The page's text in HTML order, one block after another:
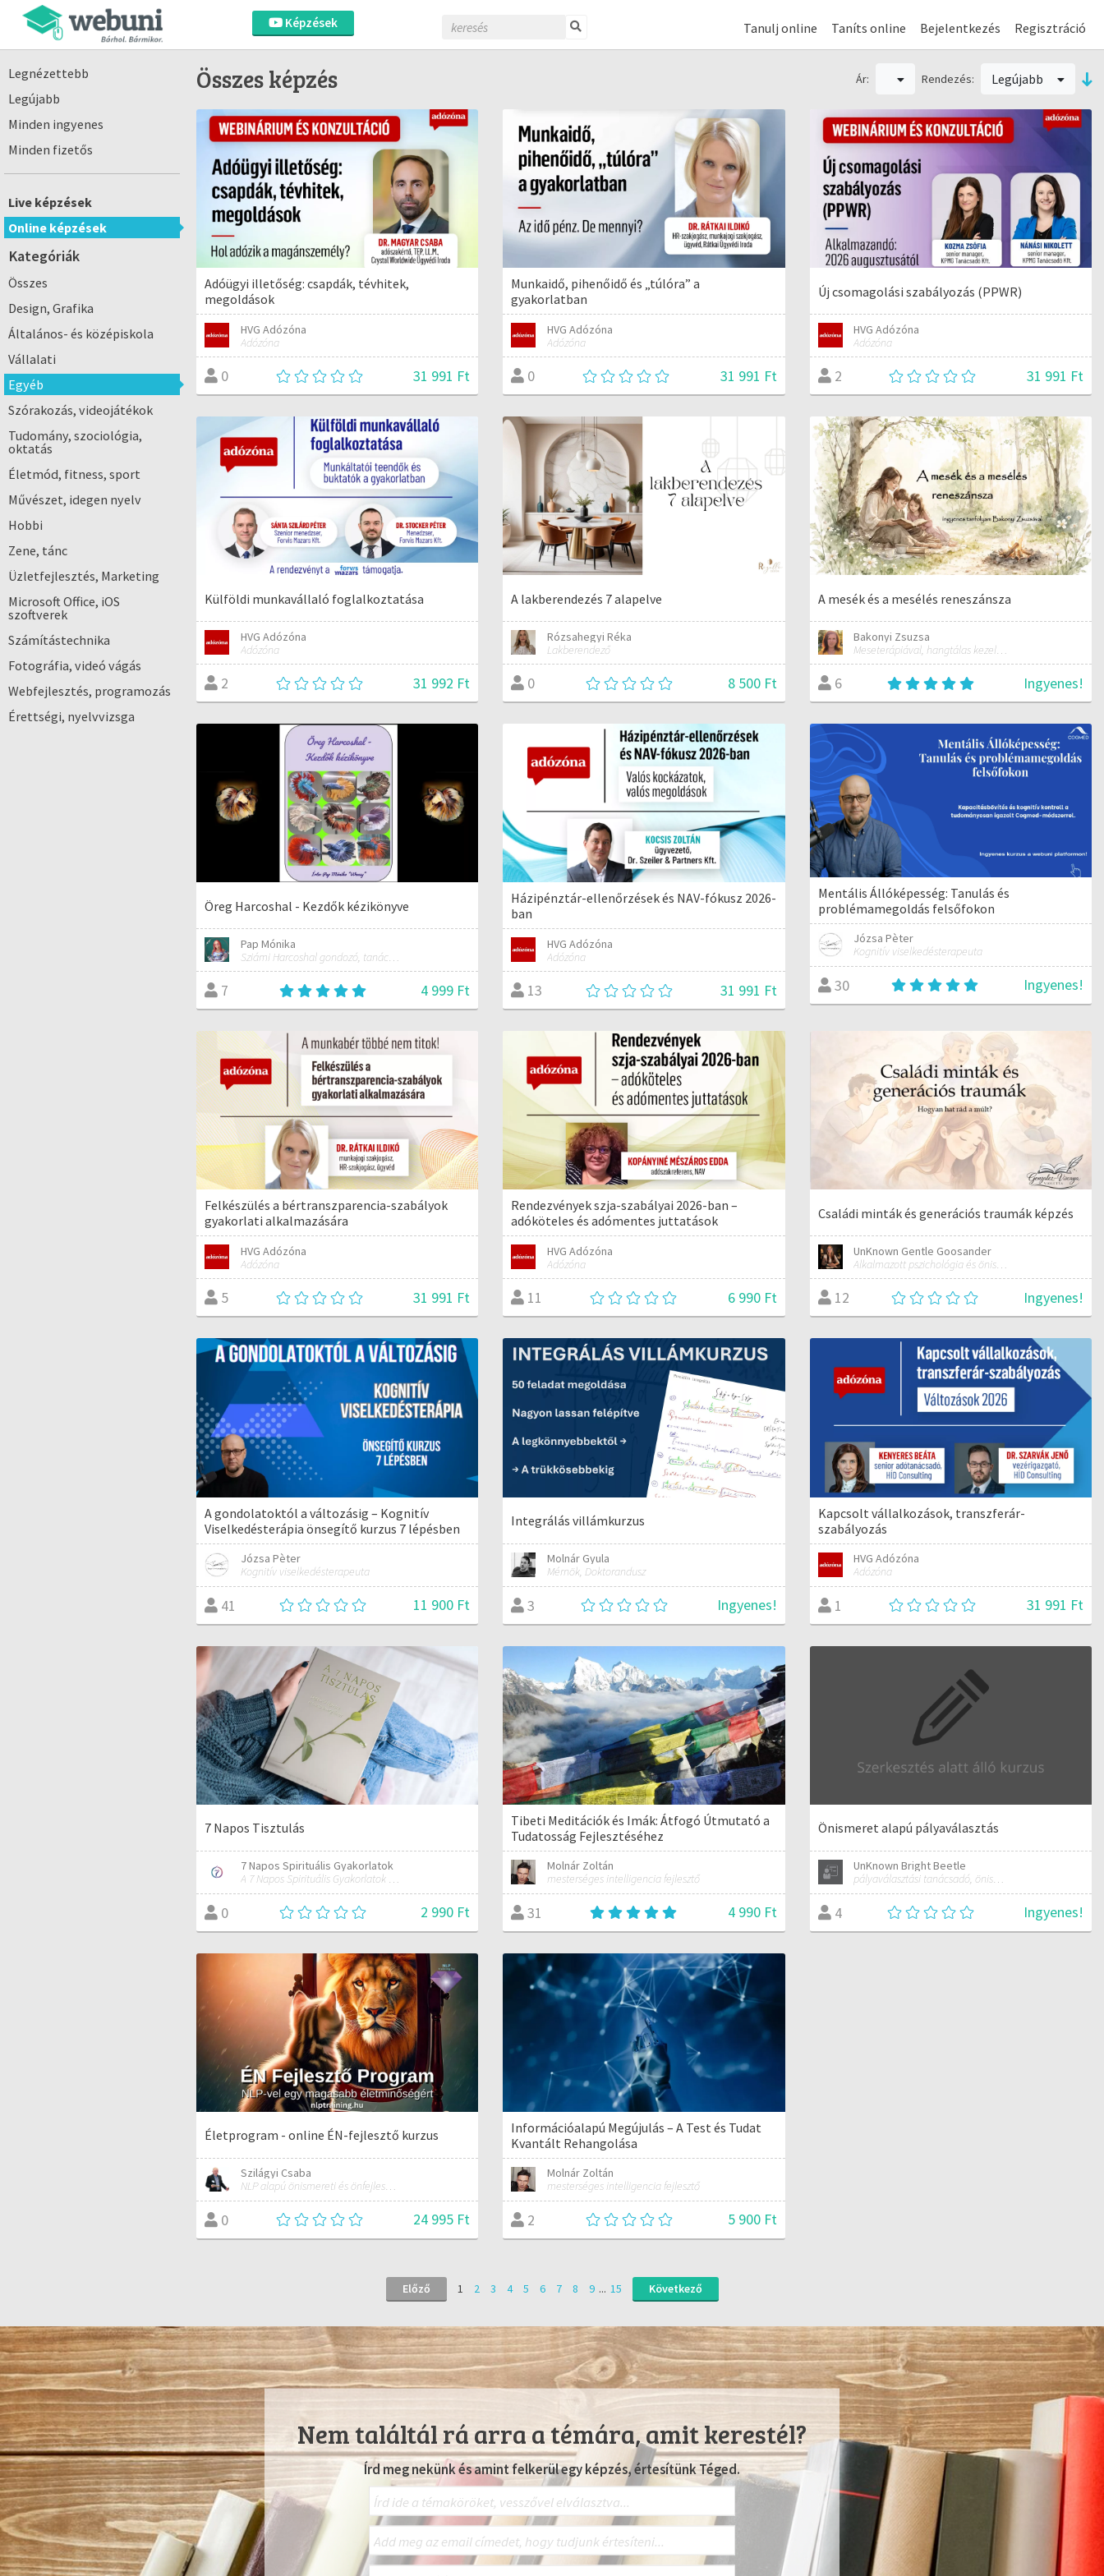
Képzések Tanulj online Taníts online Bejelentkezés Regisztráció
Legnézettebb
Legújabb
Minden ingyenes
Minden fizetős
Live képzések
Online képzések
Kategóriák
Összes
Design, Grafika
Általános- és középiskola
Vállalati
Egyéb
Szórakozás, videojátékok
Tudomány, szociológia,
oktatás
Életmód, fitness, sport
Művészet, idegen nyelv
Hobbi
Zene, tánc
Üzletfejlesztés, Marketing
Microsoft Office, iOS
szoftverek
Számítástechnika
Fotográfia, videó vágás
Webfejlesztés, programozás
Érettségi, nyelvvizsga
Összes képzés Ár: Rendezés: Legújabb
Adóügyi illetőség: csapdák, tévhitek,
megoldások
HVG Adózóna
Adózóna
0 31 991 Ft
Munkaidő, pihenőidő és „túlóra” a
gyakorlatban
HVG Adózóna
Adózóna
0 31 991 Ft
Új csomagolási szabályozás (PPWR)
HVG Adózóna
Adózóna
2 31 991 Ft
Külföldi munkavállaló foglalkoztatása
HVG Adózóna
Adózóna
2 31 992 Ft
A lakberendezés 7 alapelve
Rózsahegyi Réka
Lakberendező
0 8 500 Ft
A mesék és a mesélés reneszánsza
Bakonyi Zsuzsa
Meseterápiával, hangtálas kezelésekkel, meditációvezetéssel, és erdőfürdő vezetéssel foglalkozom. Igyekszem harmonikusan ötvözni ezt a tudást, hogy a lélek számára táplálék lehessen.
6 Ingyenes!
Öreg Harcoshal - Kezdők kézikönyve
Pap Mónika
Sziámi Harcoshal gondozó, tanácsadó, kereskedő
7 4 999 Ft
Házipénztár-ellenőrzések és NAV-fókusz 2026-
ban
HVG Adózóna
Adózóna
13 31 991 Ft
Mentális Állóképesség: Tanulás és
problémamegoldás felsőfokon
Józsa Pèter
Kognitív viselkedésterapeuta
30 Ingyenes!
Felkészülés a bértranszparencia-szabályok
gyakorlati alkalmazására
HVG Adózóna
Adózóna
5 31 991 Ft
Rendezvények szja-szabályai 2026-ban –
adóköteles és adómentes juttatások
HVG Adózóna
Adózóna
11 6 990 Ft
Családi minták és generációs traumák képzés
UnKnown Gentle Goosander
Alkalmazott pszichológia és önismeret
12 Ingyenes!
A gondolatoktól a változásig – Kognitív
Viselkedésterápia önsegítő kurzus 7 lépésben
Józsa Pèter
Kognitív viselkedésterapeuta
41 11 900 Ft
Integrálás villámkurzus
Molnár Gyula
Mérnök, Doktorandusz
3 Ingyenes!
Kapcsolt vállalkozások, transzferár-
szabályozás
HVG Adózóna
Adózóna
1 31 991 Ft
7 Napos Tisztulás
7 Napos Spirituális Gyakorlatok
A 7 Napos Spirituális Gyakorlatok alapítója és mentora.
0 2 990 Ft
Tibeti Meditációk és Imák: Átfogó Útmutató a
Tudatosság Fejlesztéséhez
Molnár Zoltán
mesterséges intelligencia fejlesztő
31 4 990 Ft
Önismeret alapú pályaválasztás
UnKnown Bright Beetle
pályaválasztási tanácsadó, önismereti tréner
4 Ingyenes!
Életprogram - online ÉN-fejlesztő kurzus
Szilágyi Csaba
NLP alapú önismereti és önfejlesztő képzések
0 24 995 Ft
Információalapú Megújulás – A Test és Tudat
Kvantált Rehangolása
Molnár Zoltán
mesterséges intelligencia fejlesztő
2 5 900 Ft
Előző 1 2 3 4 5 6 7 8 9 ... 15 Következő
Nem találtál rá arra a témára, amit kerestél?
Írd meg nekünk és amint felkerül egy képzés, értesítünk Téged.